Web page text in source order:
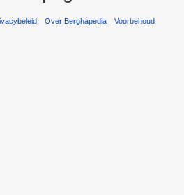
Over Berghapedia Voorbehoud